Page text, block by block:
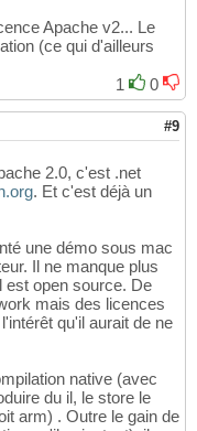
Apache v2... Le
(ce qui d'ailleurs
1
0
#9
2.0, c'est .net
. Et c'est déjà un
une démo sous mac
Il ne manque plus
est open source. De
mais des licences
qu'il aurait de ne
native (avec
du il, le store le
arm) . Outre le gain de